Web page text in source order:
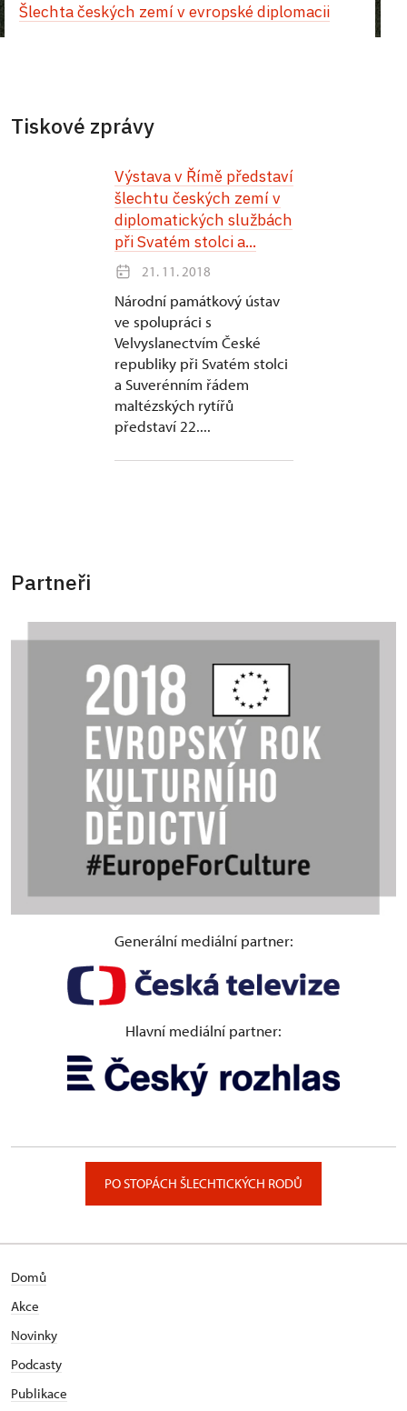
Šlechta českých zemí v evropské diplomacii
Tiskové zprávy
Výstava v Římě představí
šlechtu českých zemí v
diplomatických službách
při Svatém stolci a...
21. 11. 2018
Národní památkový ústav
ve spolupráci s
Velvyslanectvím České
republiky při Svatém stolci
a Suverénním řádem
maltézských rytířů
představí 22....
Partneři
Generální mediální partner:
Hlavní mediální partner:
PO STOPÁCH ŠLECHTICKÝCH RODŮ
Domů
Akce
Novinky
Podcasty
Publikace